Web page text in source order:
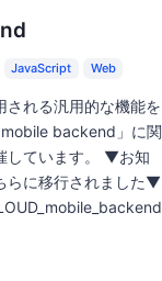
JavaScript Web
される汎用的な機能を
backend」に関
しています。 ▼お知
らに移行されました▼